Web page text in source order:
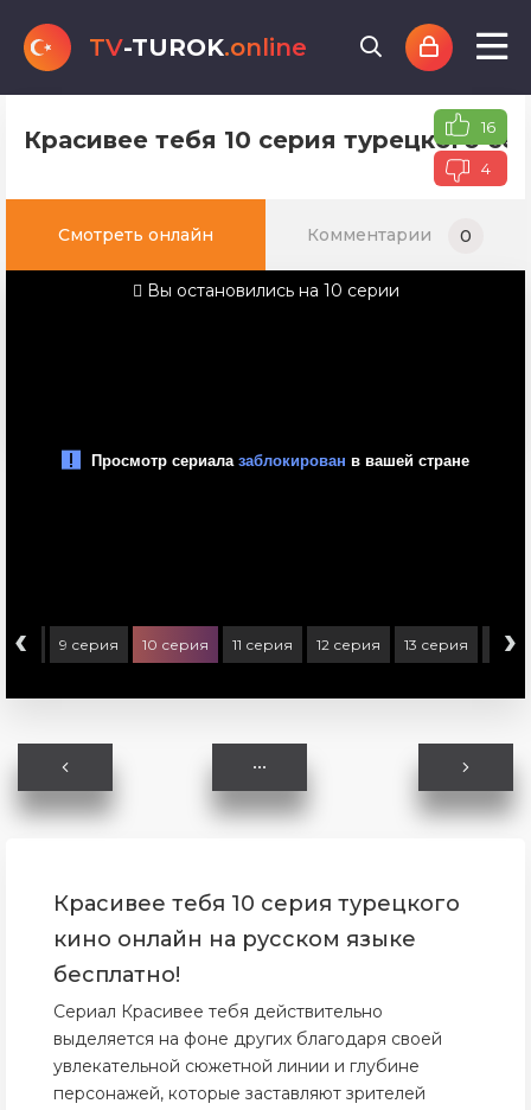
TV-TUROK.online
Красивее тебя 10 серия турецкого16
4
Смотреть онлайн Комментарии 0
Вы остановились на 10 серии
‹ 9 серия 10 серия 11 серия 12 серия 13 серия 14
›
Красивее тебя 10 серия турецкого
кино онлайн на русском языке
бесплатно!
Сериал Красивее тебя действительно
выделяется на фоне других благодаря своей
увлекательной сюжетной линии и глубине
персонажей, которые заставляют зрителей